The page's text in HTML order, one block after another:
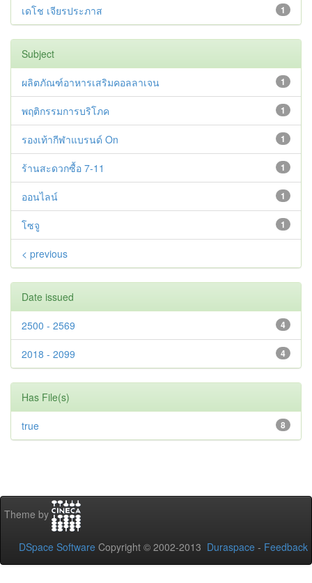
1
เดโช เจียรประภาส
Subject
1
ผลิตภัณฑ์อาหารเสริมคอลลาเจน
1
พฤติกรรมการบริโภค
1
รองเท้ากีฬาแบรนด์ On
1
ร้านสะดวกซื้อ 7-11
1
ออนไลน์
1
โซจู
< previous
Date issued
4
2500 - 2569
4
2018 - 2099
Has File(s)
8
true
Theme by
DSpace Software Copyright © 2002-2013 Duraspace - Feedback